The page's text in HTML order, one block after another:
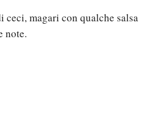
ceci, magari con qualche salsa
note.